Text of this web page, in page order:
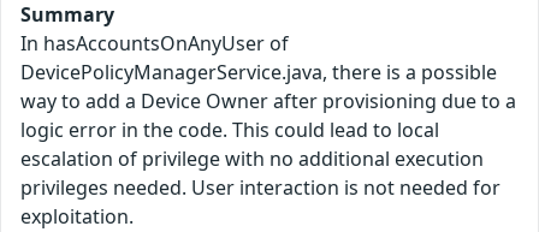
Summary
In hasAccountsOnAnyUser of
DevicePolicyManagerService.java, there is a possible
way to add a Device Owner after provisioning due to a
logic error in the code. This could lead to local
escalation of privilege with no additional execution
privileges needed. User interaction is not needed for
exploitation.